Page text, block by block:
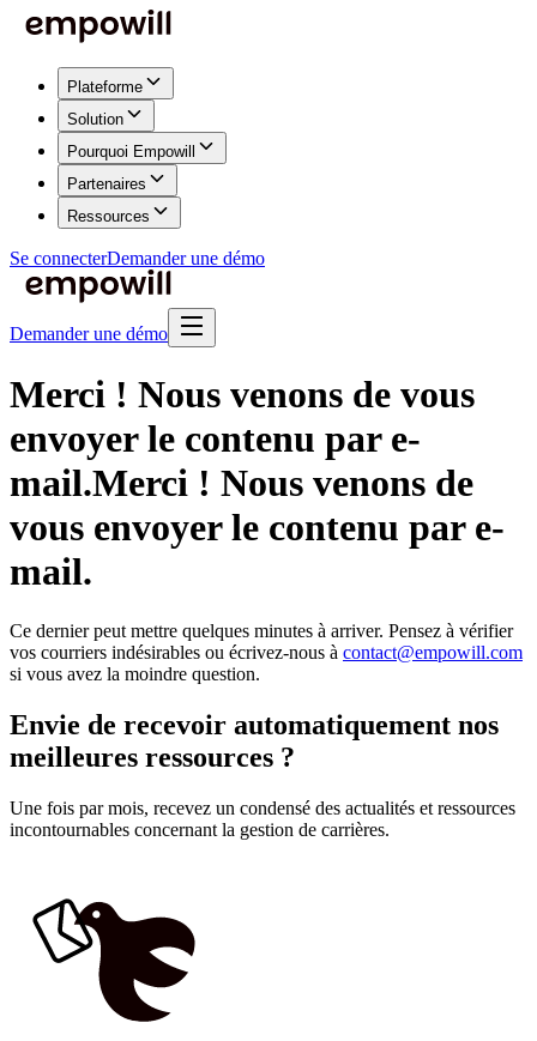
Plateforme
Solution
Pourquoi Empowill
Partenaires
Ressources
Se connecterDemander une démo
Demander une démo
Merci ! Nous venons de vous
envoyer le contenu par e-
mail.Merci ! Nous venons de
vous envoyer le contenu par e-
mail.
Ce dernier peut mettre quelques minutes à arriver. Pensez à vérifier
vos courriers indésirables ou écrivez-nous à contact@empowill.com
si vous avez la moindre question.
Envie de recevoir automatiquement nos
meilleures ressources ?
Une fois par mois, recevez un condensé des actualités et ressources
incontournables concernant la gestion de carrières.